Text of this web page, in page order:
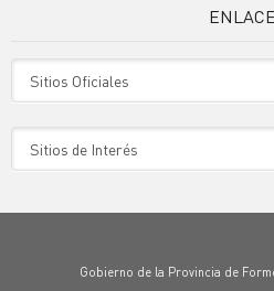
Gobierno de la Provincia de